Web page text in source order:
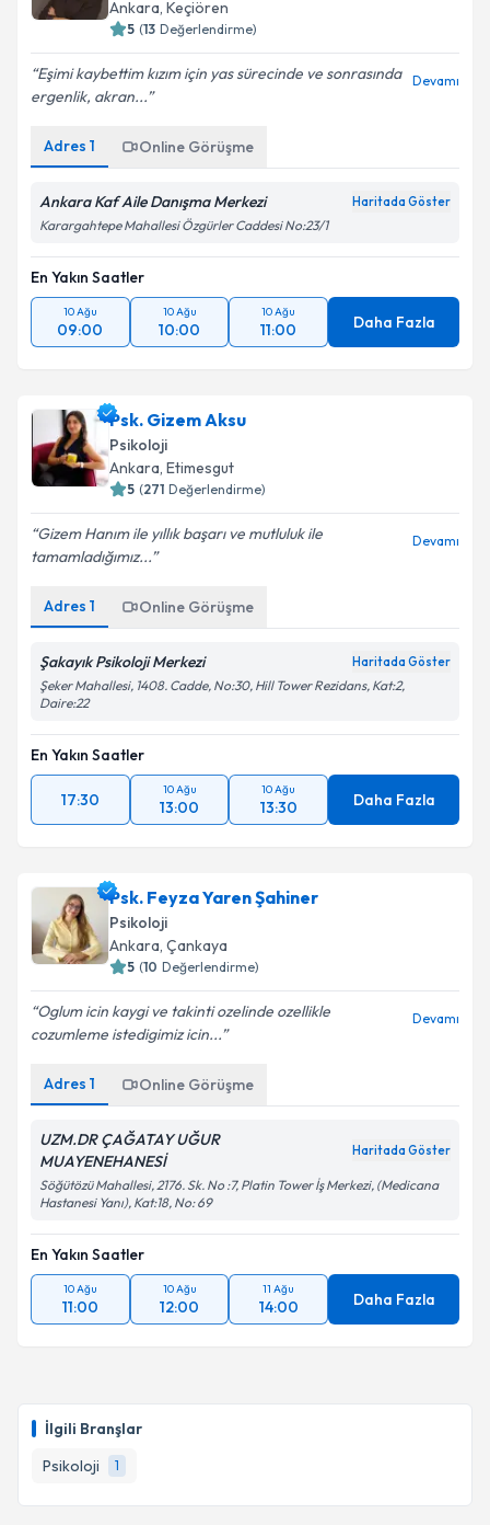
İlgili Branşlar
Psikoloji
1
Ankara, Keçiören
5 (13 Değerlendirme)
Eşimi kaybettim kızım için yas sürecinde ve sonrasında
ergenlik, akran...
Devamı
Adres 1 Online Görüşme
Ankara Kaf Aile Danışma Merkezi Haritada Göster
Karargahtepe Mahallesi Özgürler Caddesi No:23/1
En Yakın Saatler
10 Ağu
09:00
10 Ağu
10:00
10 Ağu
11:00 Daha Fazla
Psk. Gizem Aksu
Psikoloji
Ankara, Etimesgut
5 (271 Değerlendirme)
Gizem Hanım ile yıllık başarı ve mutluluk ile
tamamladığımız...
Devamı
Adres 1 Online Görüşme
Şakayık Psikoloji Merkezi Haritada Göster
Şeker Mahallesi, 1408. Cadde, No:30, Hill Tower Rezidans, Kat:2,
Daire:22
En Yakın Saatler
17:30
10 Ağu
13:00
10 Ağu
13:30 Daha Fazla
Psk. Feyza Yaren Şahiner
Psikoloji
Ankara, Çankaya
5 (10 Değerlendirme)
Oglum icin kaygi ve takinti ozelinde ozellikle
cozumleme istedigimiz icin...
Devamı
Adres 1 Online Görüşme
UZM.DR ÇAĞATAY UĞUR
MUAYENEHANESİ
Haritada Göster
Söğütözü Mahallesi, 2176. Sk. No :7, Platin Tower İş Merkezi, (Medicana
Hastanesi Yanı), Kat:18, No: 69
En Yakın Saatler
10 Ağu
11:00
10 Ağu
12:00
11 Ağu
14:00 Daha Fazla